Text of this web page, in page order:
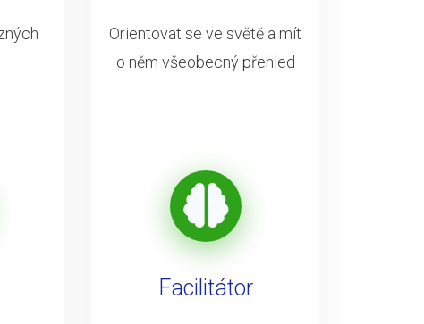
Orientovat se ve světě a mít
o něm všeobecný přehled
Facilitátor